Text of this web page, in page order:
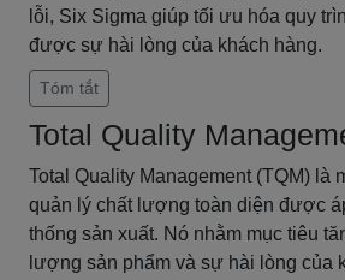
lỗi, Six Sigma giúp tối ưu hóa quy
được sự hài lòng của khách hàng.
Tóm tắt
Total Quality
Total Quality Management (TQM) là
quản lý chất lượng toàn diện được
thống sản xuất. Nó nhằm mục tiêu
lượng sản phẩm và sự hài lòng của